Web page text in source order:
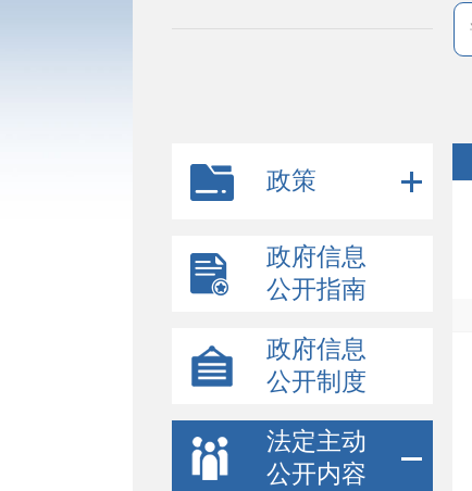
政策
政府信息
公开指南
政府信息
公开制度
法定主动
公开内容